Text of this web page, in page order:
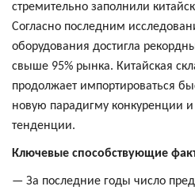
стремительно заполнили
Согласно последним
оборудования достигла
свыше 95% рынка. Китайская
продолжает импортироваться
новую парадигму конкуренции
тенденции.
Ключевые способствующие
— За последние годы число